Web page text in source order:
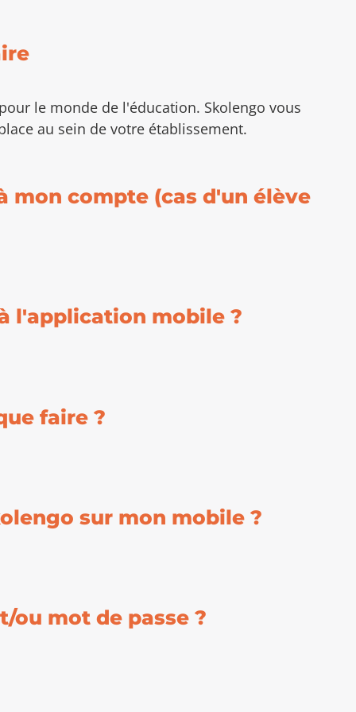
le monde de l'éducation. Skolengo vous
au sein de votre établissement.
mon compte (cas d'un élève
l'application mobile ?
faire ?
sur mon mobile ?
mot de passe ?